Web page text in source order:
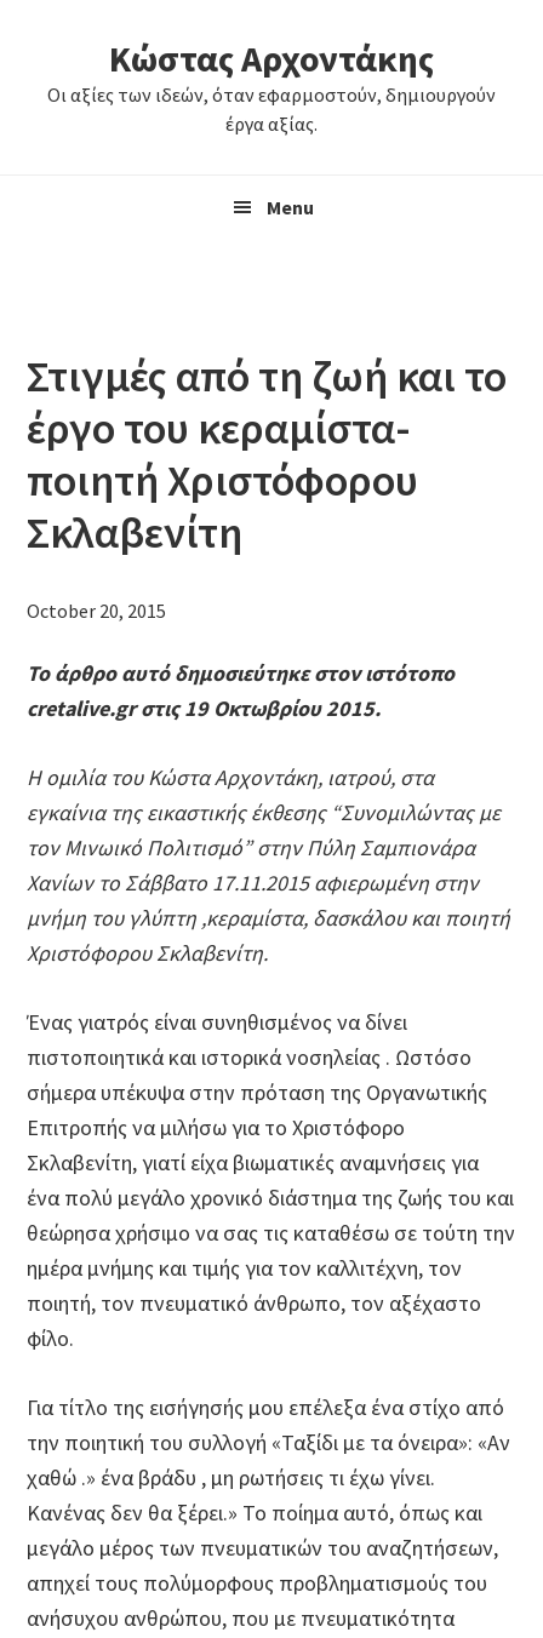
primary
Κώστας Αρχοντάκης
Οι αξίες των ιδεών, όταν εφαρμοστούν, δημιουργούν
έργα αξίας.
Menu
Στιγμές από τη ζωή και το
έργο του κεραμίστα-
ποιητή Χριστόφορου
Σκλαβενίτη
October 20, 2015
Το άρθρο αυτό δημοσιεύτηκε στον ιστότοπο
cretalive.gr στις 19 Οκτωβρίου 2015.
Η ομιλία του Κώστα Αρχοντάκη, ιατρού, στα
εγκαίνια της εικαστικής έκθεσης “Συνομιλώντας με
τον Μινωικό Πολιτισμό” στην Πύλη Σαμπιονάρα
Χανίων το Σάββατο 17.11.2015 αφιερωμένη στην
μνήμη του γλύπτη ,κεραμίστα, δασκάλου και ποιητή
Χριστόφορου Σκλαβενίτη.
Ένας γιατρός είναι συνηθισμένος να δίνει
πιστοποιητικά και ιστορικά νοσηλείας . Ωστόσο
σήμερα υπέκυψα στην πρόταση της Οργανωτικής
Επιτροπής να μιλήσω για το Χριστόφορο
Σκλαβενίτη, γιατί είχα βιωματικές αναμνήσεις για
ένα πολύ μεγάλο χρονικό διάστημα της ζωής του και
θεώρησα χρήσιμο να σας τις καταθέσω σε τούτη την
ημέρα μνήμης και τιμής για τον καλλιτέχνη, τον
ποιητή, τον πνευματικό άνθρωπο, τον αξέχαστο
φίλο.
Για τίτλο της εισήγησής μου επέλεξα ένα στίχο από
την ποιητική του συλλογή «Ταξίδι με τα όνειρα»: «Αν
χαθώ .» ένα βράδυ , μη ρωτήσεις τι έχω γίνει.
Κανένας δεν θα ξέρει.» Το ποίημα αυτό, όπως και
μεγάλο μέρος των πνευματικών του αναζητήσεων,
απηχεί τους πολύμορφους προβληματισμούς του
ανήσυχου ανθρώπου, που με πνευματικότητα